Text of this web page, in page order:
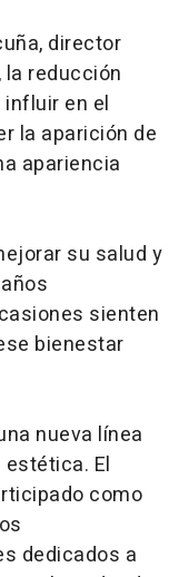
director
la reducción
en el
la aparición de
apariencia
su salud y
sienten
bienestar
nueva línea
El
como
dedicados a